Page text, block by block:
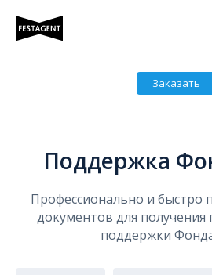
Заказать
Поддержка
Профессионально и быстро
документов для получения
поддержки